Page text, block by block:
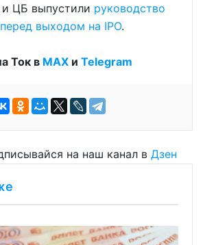
ЦБ выпустили руководство
выходом на IPO.
Ток в МАХ и Telegram
на наш канал в Дзен